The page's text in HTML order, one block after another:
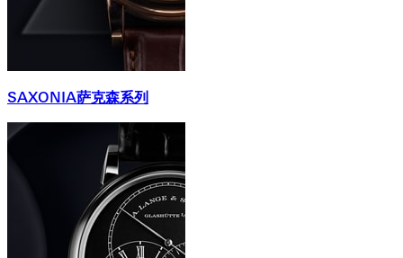
SAXONIA萨克森系列